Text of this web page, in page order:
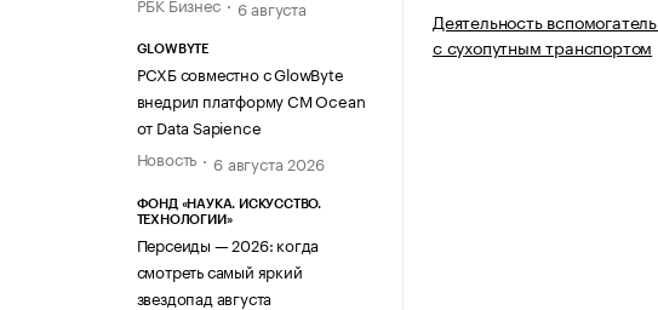
6 августа
GLOWBYTE
РСХБ совместно с GlowByte
внедрил платформу CM Ocean
от Data Sapience
Новость
6 августа 2026
ФОНД «НАУКА. ИСКУССТВО.
ТЕХНОЛОГИИ»
Персеиды — 2026: когда
смотреть самый яркий
звездопад августа
Деятельность
с сухопутным транспортом